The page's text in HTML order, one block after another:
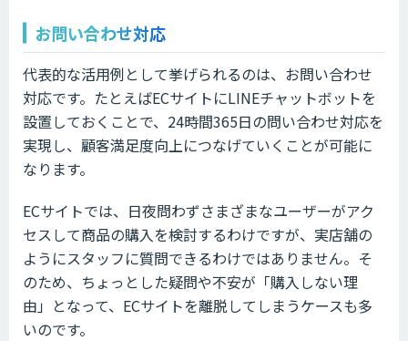
お問い合わせ対応
代表的な活用例として挙げられるのは、お問い合わせ
対応です。たとえばECサイトにLINEチャットボットを
設置しておくことで、24時間365日の問い合わせ対応を
実現し、顧客満足度向上につなげていくことが可能に
なります。
ECサイトでは、日夜問わずさまざまなユーザーがアク
セスして商品の購入を検討するわけですが、実店舗の
ようにスタッフに質問できるわけではありません。そ
のため、ちょっとした疑問や不安が「購入しない理
由」となって、ECサイトを離脱してしまうケースも多
いのです。